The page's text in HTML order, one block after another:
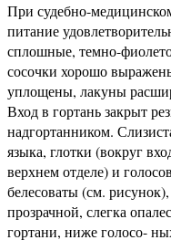
При судебно-
питание
сплошные, темно-
сосочки хорошо
уплощены, лакуны
Вход в гортань закрыт
надгортанником.
языка, глотки (вокруг
верхнем отделе) и
белесоваты (см.
прозрачной, слегка
гортани, ниже голосо-